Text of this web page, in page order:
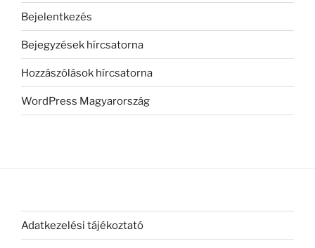
Bejelentkezés
Bejegyzések hírcsatorna
Hozzászólások hírcsatorna
WordPress Magyarország
Adatkezelési tájékoztató